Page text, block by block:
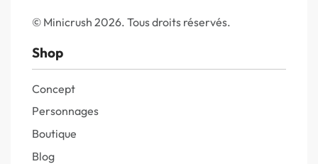
© Minicrush 2026. Tous droits réservés.
Shop
Concept
Personnages
Boutique
Blog